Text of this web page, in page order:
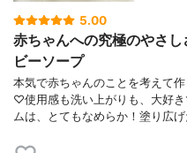
5.00
赤ちゃんへの究極のやさ
ビーソープ
本気で赤ちゃんのことを考えて
♡使用感も洗い上がりも、大好
ムは、とてもなめらか！塗り広